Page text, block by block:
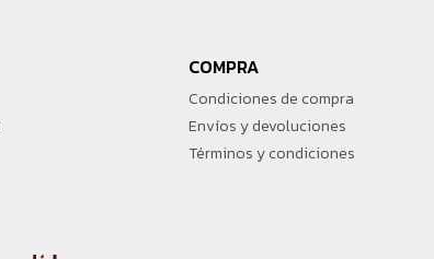
COMPRA
Condiciones de compra
Envíos y devoluciones
Términos y condiciones